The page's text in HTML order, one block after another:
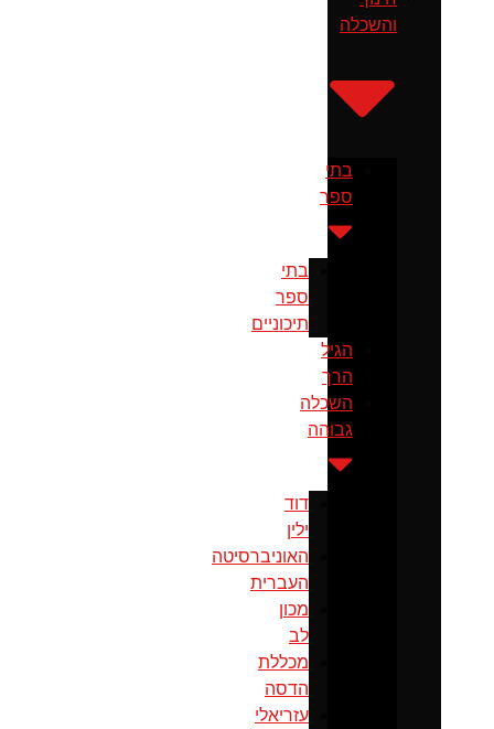
והשכלה
בתי
ספר
בתי
ספר
תיכוניים
הגיל
הרך
השכלה
גבוהה
דוד
ילין
האוניברסיטה
העברית
מכון
לב
מכללת
הדסה
עזריאלי